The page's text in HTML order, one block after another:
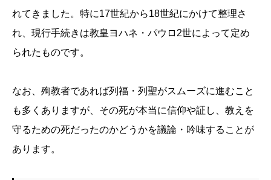
れてきました。特に17世紀から18世紀にかけて整理さ
れ、現行手続きは教皇ヨハネ・パウロ2世によって定め
られたものです。
なお、殉教者であれば列福・列聖がスムーズに進むこと
も多くありますが、その死が本当に信仰や証し、教えを
守るための死だったのかどうかを議論・吟味することが
あります。